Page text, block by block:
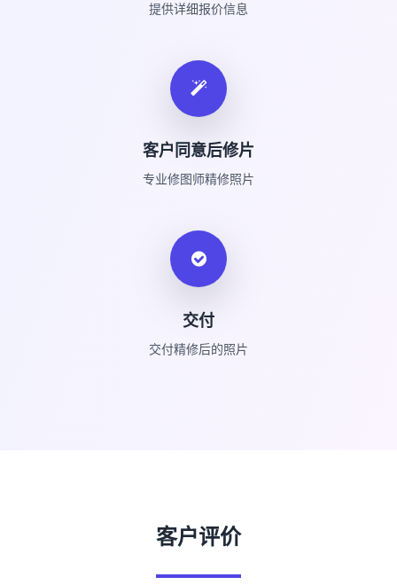
提供详细报价信息
客户同意后修片
专业修图师精修照片
交付
交付精修后的照片
客户评价